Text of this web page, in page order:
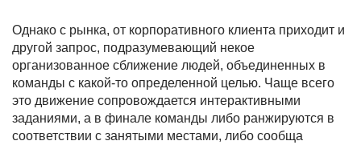
Однако с рынка, от корпоративного клиента приходит и
другой запрос, подразумевающий некое
организованное сближение людей, объединенных в
команды с какой-то определенной целью. Чаще всего
это движение сопровождается интерактивными
заданиями, а в финале команды либо ранжируются в
соответствии с занятыми местами, либо сообща